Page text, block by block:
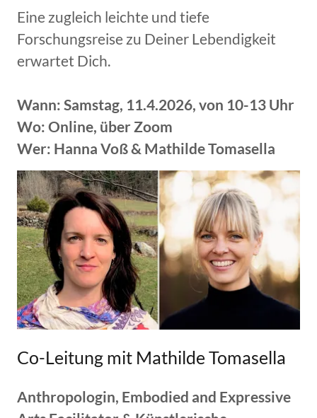
Eine zugleich leichte und tiefe
Forschungsreise zu Deiner Lebendigkeit
erwartet Dich.
Wann: Samstag, 11.4.2026, von 10-13 Uhr
Wo: Online, über Zoom
Wer: Hanna Voß & Mathilde Tomasella
Co-Leitung mit Mathilde Tomasella
Anthropologin, Embodied and Expressive